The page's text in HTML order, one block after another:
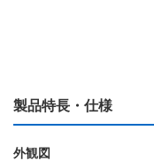
製品特長・仕様
外観図